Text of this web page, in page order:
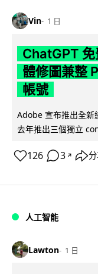
Vin 1 日
ChatGPT
體修圖兼整
帳號
Adobe 宣布推出全新
去年推出三個獨立
126 3 ↗
人工智能
Lawton 1 日